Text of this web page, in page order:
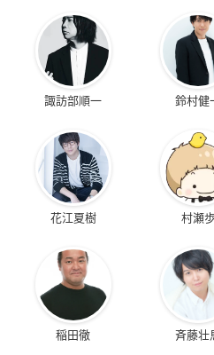
諏訪部順一 鈴村健
花江夏樹 村瀬
稲田徹 斉藤壮